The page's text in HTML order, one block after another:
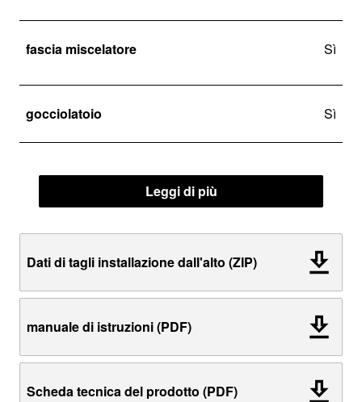
fascia miscelatore Sì
gocciolatoio Sì
Leggi di più
Dati di tagli installazione dall'alto (ZIP)
manuale di istruzioni (PDF)
Scheda tecnica del prodotto (PDF)